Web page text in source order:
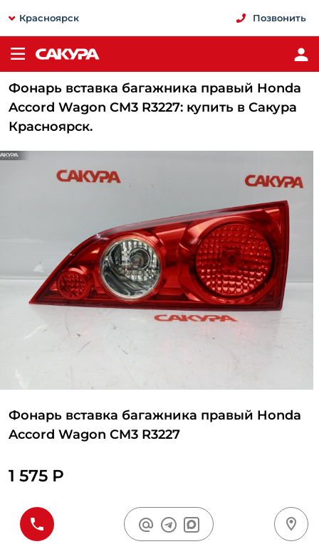
Красноярск Позвонить
Фонарь вставка багажника правый Honda
Accord Wagon CM3 R3227: купить в Сакура
Красноярск.
Фонарь вставка багажника правый Honda
Accord Wagon CM3 R3227
1 575 Р